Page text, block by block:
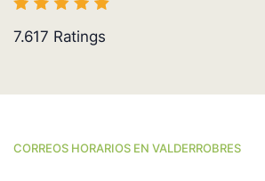
7.617 Ratings
CORREOS HORARIOS EN VALDERROBRES